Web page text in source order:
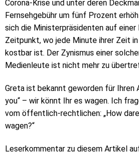
Corona-Krise und unter deren
Fernsehgebühr um fünf Prozent
sich die Ministerpräsidenten auf einer
Zeitpunkt, wo jede Minute ihrer Zeit
kostbar ist. Der Zynismus einer
Medienleute ist nicht mehr zu
Greta ist bekannt geworden für Ihren
you“ – wir könnt Ihr es wagen. Ich
vom öffentlich-rechtlichen: „How
wagen?“
Leserkommentar zu diesem Artikel